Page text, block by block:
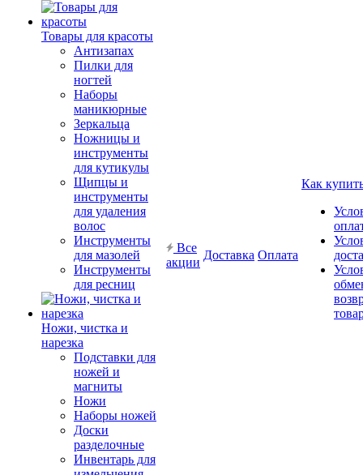
Товары для красоты
Антизапах
Пилки для
ногтей
Наборы
маникюрные
Зеркальца
Ножницы и
инструменты
для кутикулы
Щипцы и
инструменты
для удаления
волос
Инструменты
для мазолей
Инструменты
для ресниц
Ножи, чистка и
нарезка
Подставки для
ножей и
магниты
Ножи
Наборы ножей
Доски
разделочные
Инвентарь для
Все
акции
Доставка Оплата
Как